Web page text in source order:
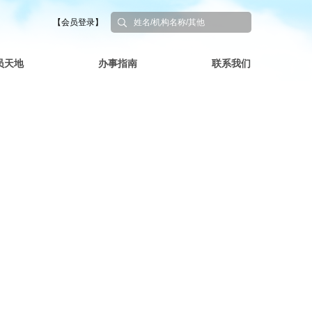
【会员登录】
天地 办事指南 联系我们